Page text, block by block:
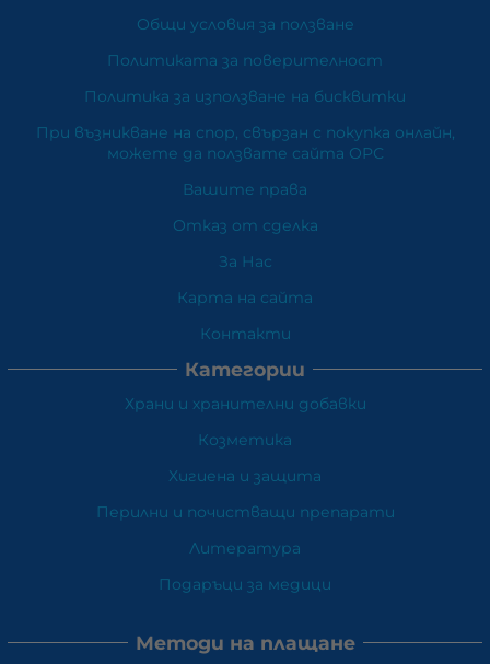
Общи условия за ползване
Политиката за поверителност
Политика за използване на бисквитки
При възникване на спор, свързан с покупка онлайн,
можете да ползвате сайта ОРС
Вашите права
Отказ от сделка
За Нас
Карта на сайта
Контакти
Категории
Храни и хранителни добавки
Козметика
Хигиена и защита
Перилни и почистващи препарати
Литература
Подаръци за медици
Методи на плащане